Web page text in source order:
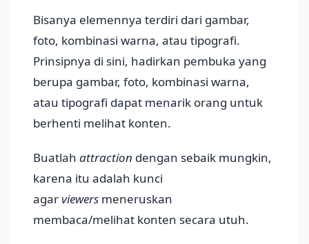
Bisanya elemennya terdiri dari gambar,
foto, kombinasi warna, atau tipografi.
Prinsipnya di sini, hadirkan pembuka yang
berupa gambar, foto, kombinasi warna,
atau tipografi dapat menarik orang untuk
berhenti melihat konten.
Buatlah attraction dengan sebaik mungkin,
karena itu adalah kunci
agarviewers meneruskan
membaca/melihat konten secara utuh.